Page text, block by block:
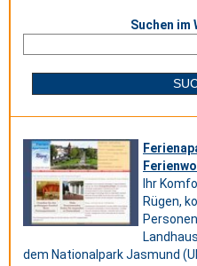
Suchen im
Ihr
Rügen,
dem Nationalpark Jasmund